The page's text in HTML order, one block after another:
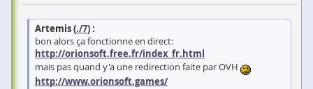
Artemis (./7) :
bon alors ça fonctionne en direct:
http://orionsoft.free.fr/index_fr.html
mais pas quand y'a une redirection faite par OVH
http://www.orionsoft.games/